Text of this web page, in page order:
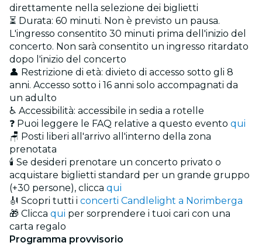
direttamente nella selezione dei biglietti
⏳ Durata: 60 minuti. Non è previsto un pausa.
L'ingresso consentito 30 minuti prima dell'inizio del
concerto. Non sarà consentito un ingresso ritardato
dopo l'inizio del concerto
👤 Restrizione di età: divieto di accesso sotto gli 8
anni. Accesso sotto i 16 anni solo accompagnati da
un adulto
♿ Accessibilità: accessibile in sedia a rotelle
❓ Puoi leggere le FAQ relative a questo evento qui
🪑 Posti liberi all'arrivo all'interno della zona
prenotata
🕯️ Se desideri prenotare un concerto privato o
acquistare biglietti standard per un grande gruppo
(+30 persone), clicca qui
🎻 Scopri tutti i concerti Candlelight a Norimberga
🎁 Clicca qui per sorprendere i tuoi cari con una
carta regalo
Programma provvisorio